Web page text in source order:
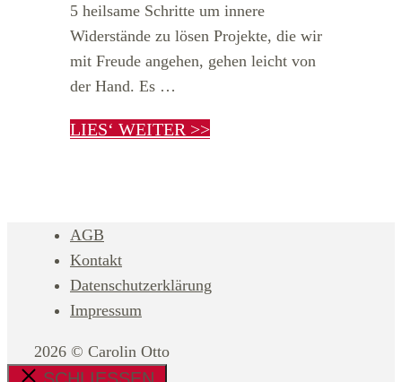
5 heilsame Schritte um innere
Widerstände zu lösen Projekte, die wir
mit Freude angehen, gehen leicht von
der Hand. Es …
LIES‘ WEITER >>
AGB
Kontakt
Datenschutzerklärung
Impressum
2026 © Carolin Otto